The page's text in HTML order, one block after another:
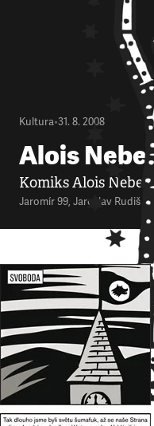
Kultura•31. 8. 2008
Alois
Komiks Alois Nebel
Jaromír 99, Jaroslav Rudiš